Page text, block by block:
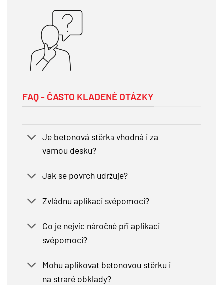
FAQ - ČASTO KLADENÉ OTÁZKY
Je betonová stěrka vhodná i za
varnou desku?
Jak se povrch udržuje?
Zvládnu aplikaci svépomoci?
Co je nejvíc náročné při aplikaci
svépomoci?
Mohu aplikovat betonovou stěrku i
na straré obklady?